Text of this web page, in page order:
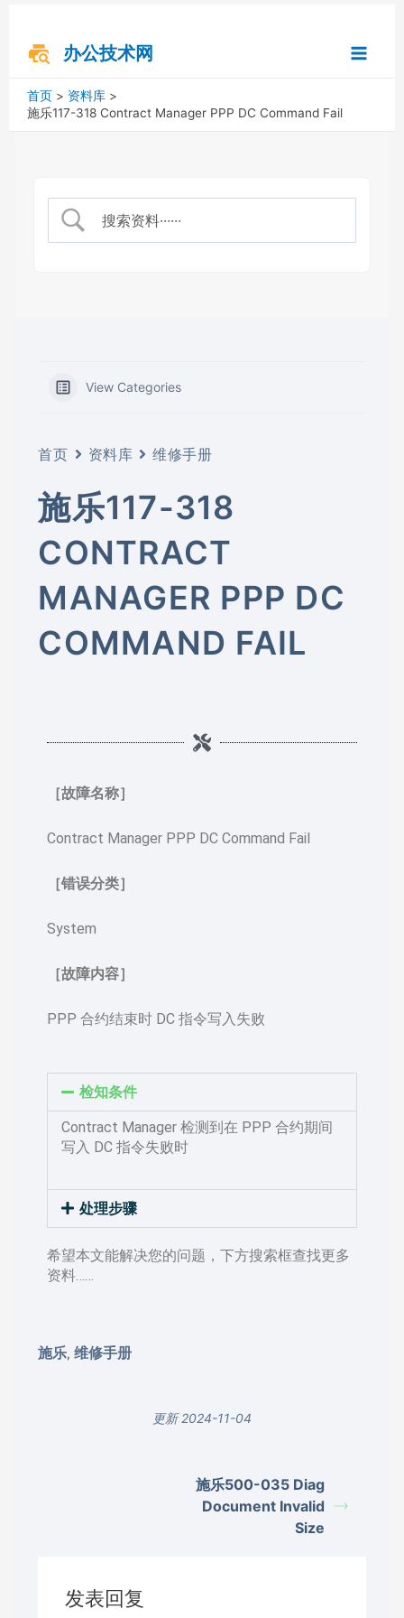
办公技术网
Menu
首页
资料库
施乐117-318 Contract Manager PPP DC Command Fail
View Categories
首页 资料库 维修手册
施乐117-318
CONTRACT
MANAGER PPP DC
COMMAND FAIL
［故障名称］
Contract Manager PPP DC Command Fail
［错误分类］
System
［故障内容］
PPP 合约结束时 DC 指令写入失败
检知条件
Contract Manager 检测到在 PPP 合约期间
写入 DC 指令失败时
处理步骤
希望本文能解决您的问题，下方搜索框查找更多
资料……
施乐,维修手册
更新 2024-11-04
施乐500-035 Diag
Document Invalid
Size
发表回复